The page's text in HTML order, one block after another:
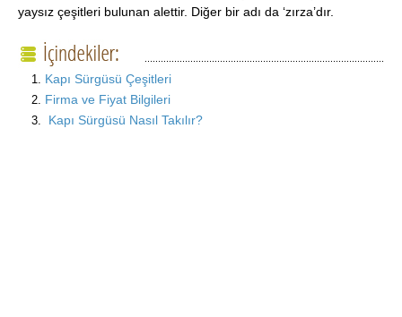
yaysız çeşitleri bulunan alettir. Diğer bir adı da ‘zırza’dır.
Kapı Sürgüsü Çeşitleri
Firma ve Fiyat Bilgileri
Kapı Sürgüsü Nasıl Takılır?